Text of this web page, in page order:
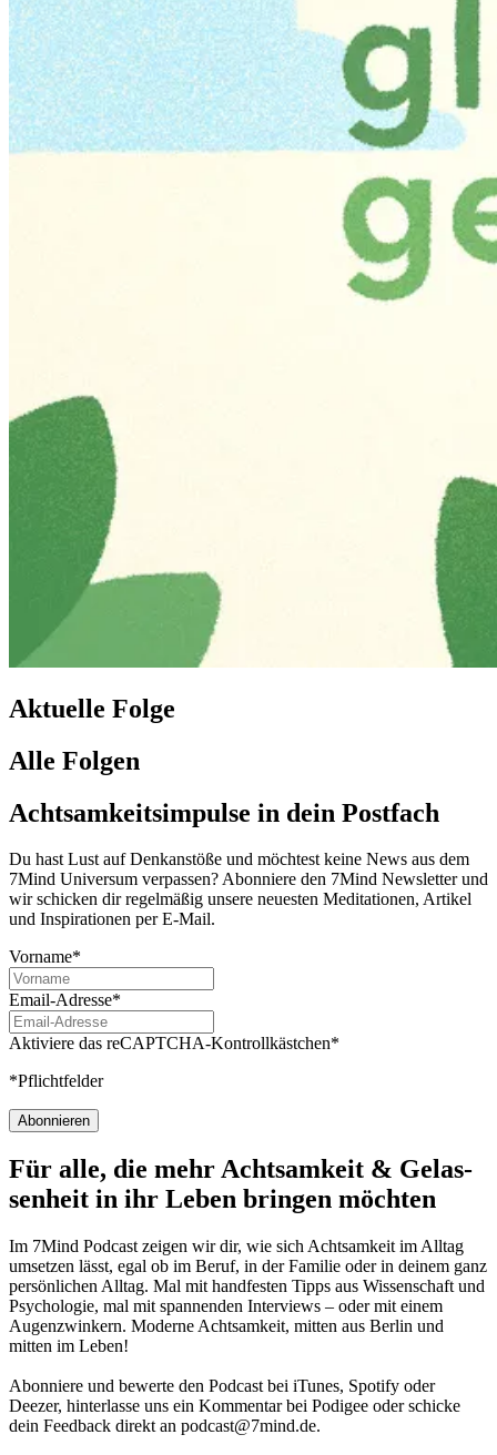
Aktuelle Folge
Alle Folgen
Achtsamkeitsimpulse in dein Postfach
Du hast Lust auf Denkanstöße und möchtest keine News aus dem
7Mind Universum verpassen? Abon­niere den 7Mind News­let­ter und
wir schicken dir regelmäßig unsere neuesten Meditationen, Artikel
und Inspirationen per E-Mail.
Vorname*
Email-Adresse*
Aktiviere das reCAPTCHA-Kontrollkästchen*
*Pflichtfelder
Abonnieren
Für alle, die mehr Acht­sam­keit & Gelas­
sen­heit in ihr Leben brin­gen möch­ten
Im 7Mind Pod­cast zeigen wir dir, wie sich Acht­sam­keit im Alltag
umset­zen lässt, egal ob im Beruf, in der Fami­lie oder in deinem ganz
per­sön­li­chen Alltag. Mal mit hand­fes­ten Tipps aus Wis­sen­schaft und
Psy­cho­lo­gie, mal mit spannenden Interviews – oder mit einem
Augen­zwin­kern. Moderne Acht­sam­keit, mitten aus Berlin und
mitten im Leben!
Abon­niere und bewerte den Pod­cast bei iTunes, Spo­tify oder
Deezer, hin­ter­lasse uns ein Kom­men­tar bei Podigee oder schi­cke
dein Feed­back direkt an podcast@​7​mind.​de.